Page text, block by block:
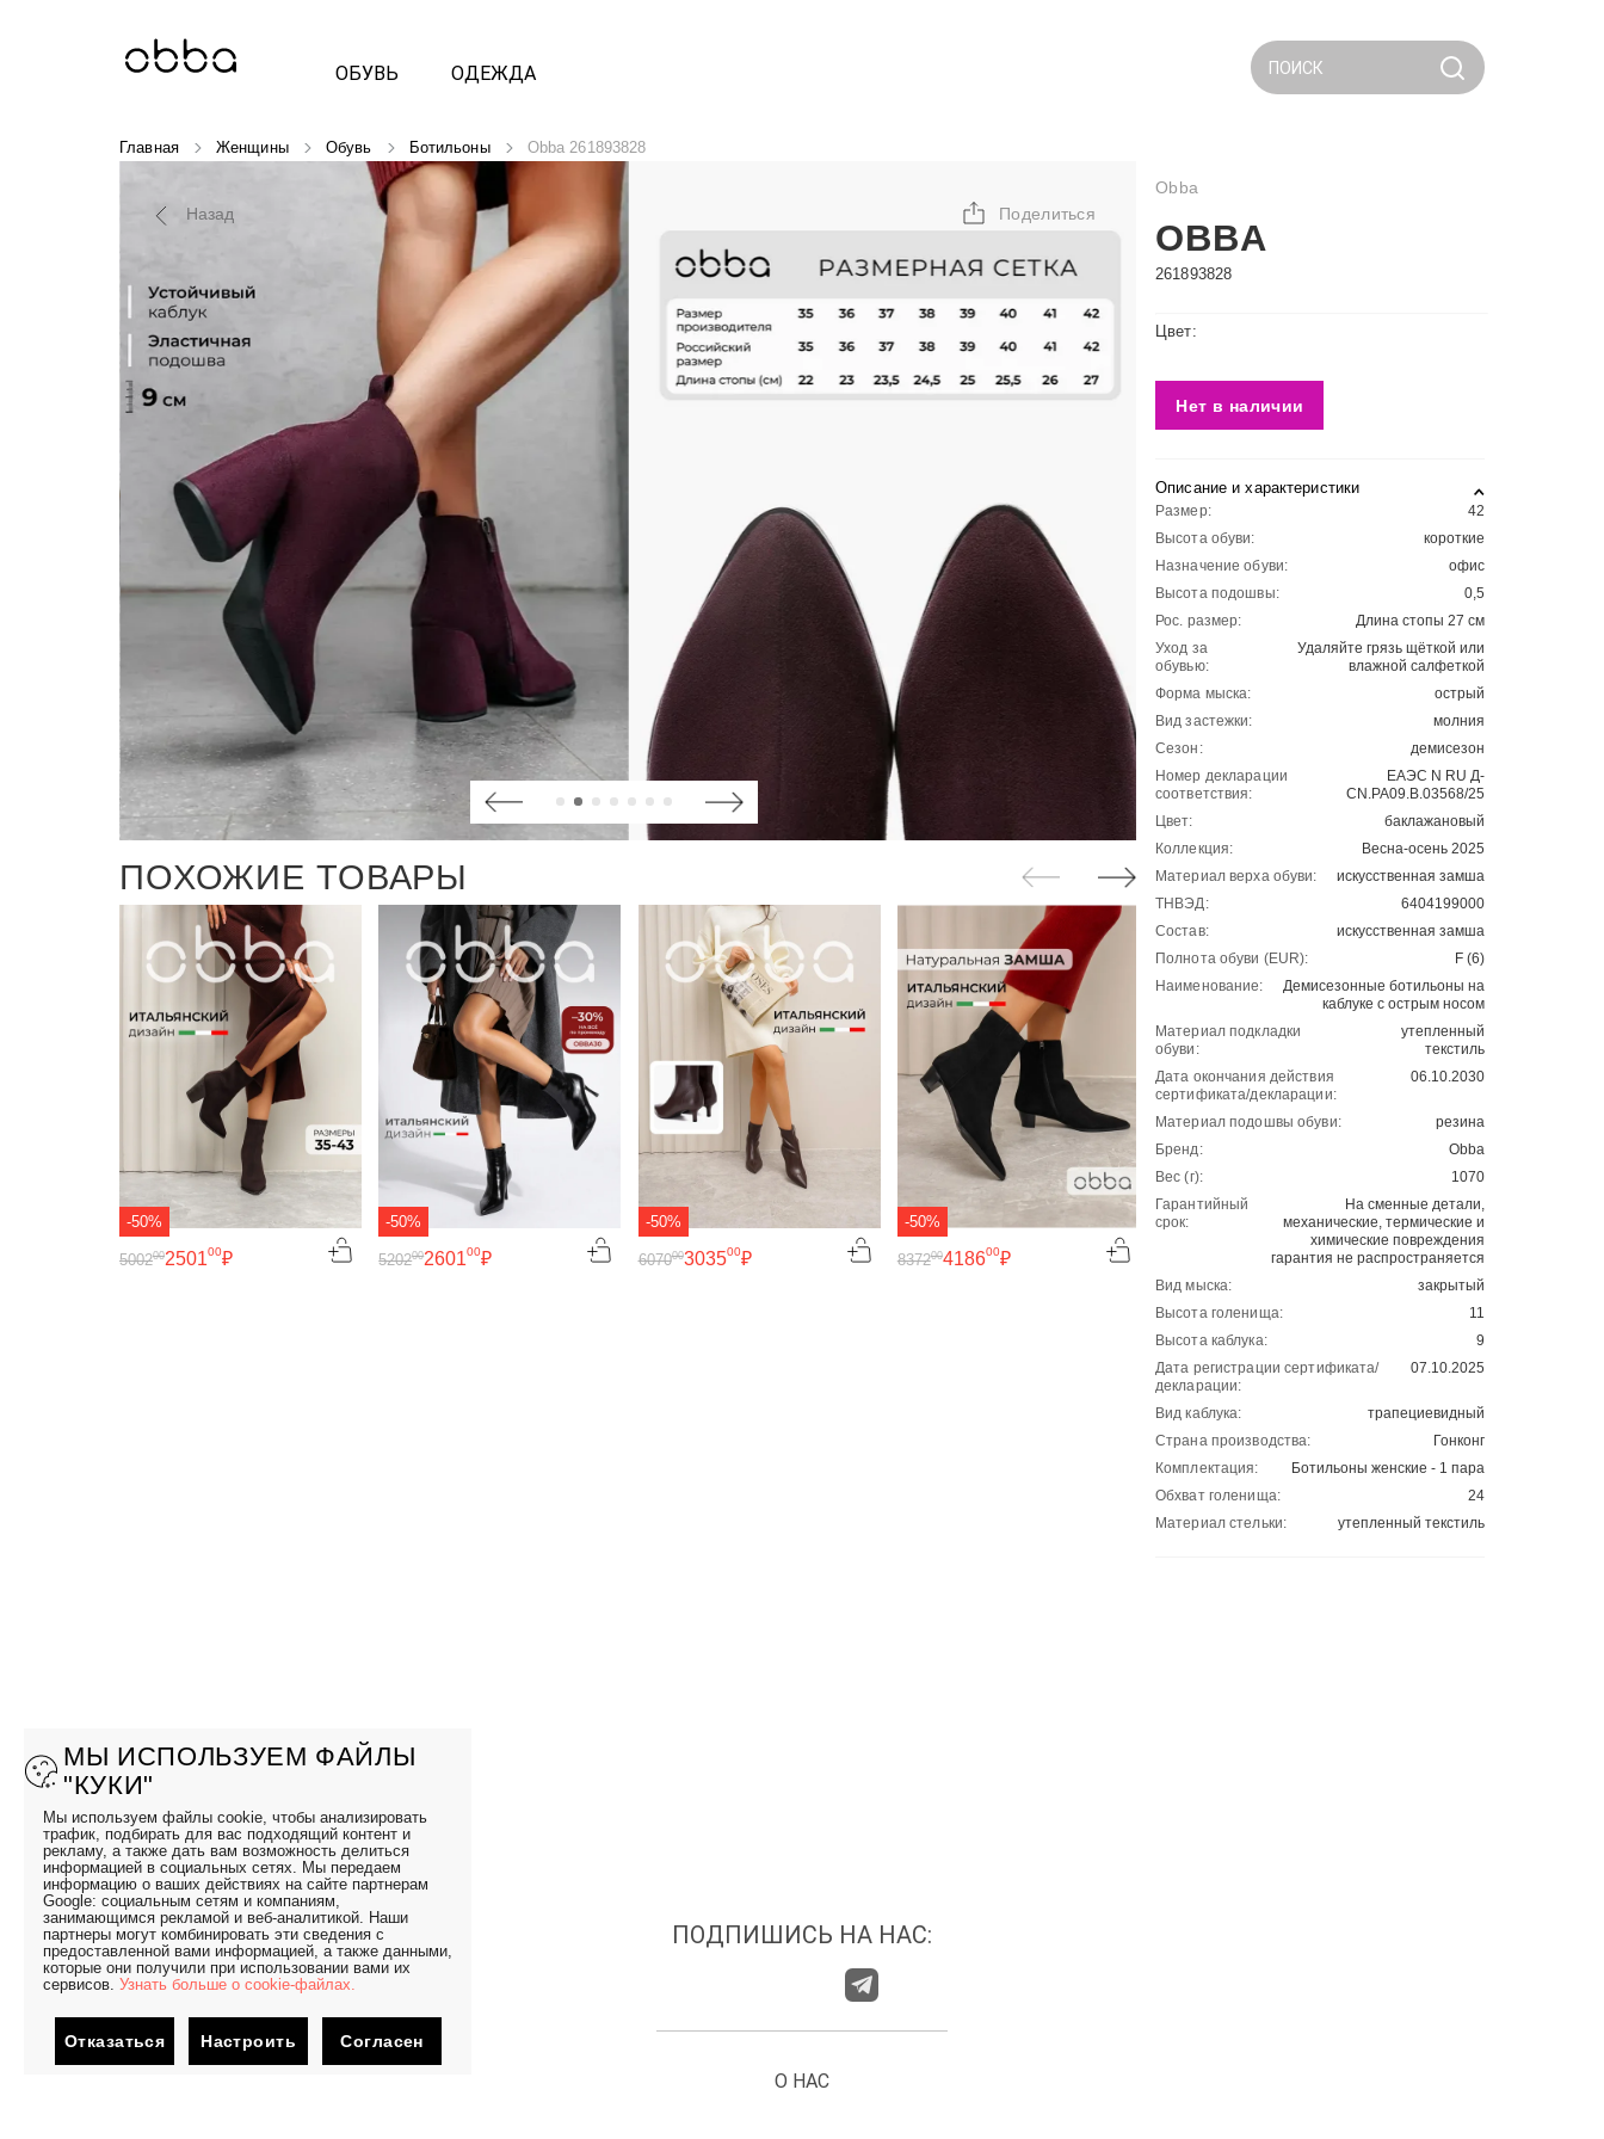
ОБУВЬ ОДЕЖДА ПОИСК
Главная Женщины Обувь Ботильоны Obba 261893828
Назад Поделиться
ПОХОЖИЕ ТОВАРЫ
-50%
250100₽
500200
-50%
260100₽
520200
-50%
303500₽
607000
-50%
418600₽
837200
-50% -50%
2974
594800
Obba
OBBA
261893828
Цвет:
Нет в наличии
Описание и характеристики
Размер:
42
Высота обуви:
короткие
Назначение обуви:
офис
Высота подошвы:
0,5
Рос. размер:
Длина стопы 27 см
Уход за
обувью:
Удаляйте грязь щёткой или
влажной салфеткой
Форма мыска:
острый
Вид застежки:
молния
Сезон:
демисезон
Номер декларации
соответствия:
ЕАЭС N RU Д-
CN.РА09.В.03568/25
Цвет:
баклажановый
Коллекция:
Весна-осень 2025
Материал верха обуви:
искусственная замша
ТНВЭД:
6404199000
Состав:
искусственная замша
Полнота обуви (EUR):
F (6)
Наименование:
Демисезонные ботильоны на
каблуке с острым носом
Материал подкладки
обуви:
утепленный
текстиль
Дата окончания действия
сертификата/декларации:
06.10.2030
Материал подошвы обуви:
резина
Бренд:
Obba
Вес (г):
1070
Гарантийный
срок:
На сменные детали,
механические, термические и
химические повреждения
гарантия не распространяется
Вид мыска:
закрытый
Высота голенища:
11
Высота каблука:
9
Дата регистрации сертификата/
декларации:
07.10.2025
Вид каблука:
трапециевидный
Страна производства:
Гонконг
Комплектация:
Ботильоны женские - 1 пара
Обхват голенища:
24
Материал стельки:
утепленный текстиль
ПОДПИШИСЬ НА НАС:
О НАС
МЫ ИСПОЛЬЗУЕМ ФАЙЛЫ
"КУКИ"
Мы используем файлы cookie, чтобы анализировать
трафик, подбирать для вас подходящий контент и
рекламу, а также дать вам возможность делиться
информацией в социальных сетях. Мы передаем
информацию о ваших действиях на сайте партнерам
Google: социальным сетям и компаниям,
занимающимся рекламой и веб-аналитикой. Наши
партнеры могут комбинировать эти сведения с
предоставленной вами информацией, а также данными,
которые они получили при использовании вами их
сервисов. Узнать больше о cookie-файлах.
Отказаться Настроить Согласен